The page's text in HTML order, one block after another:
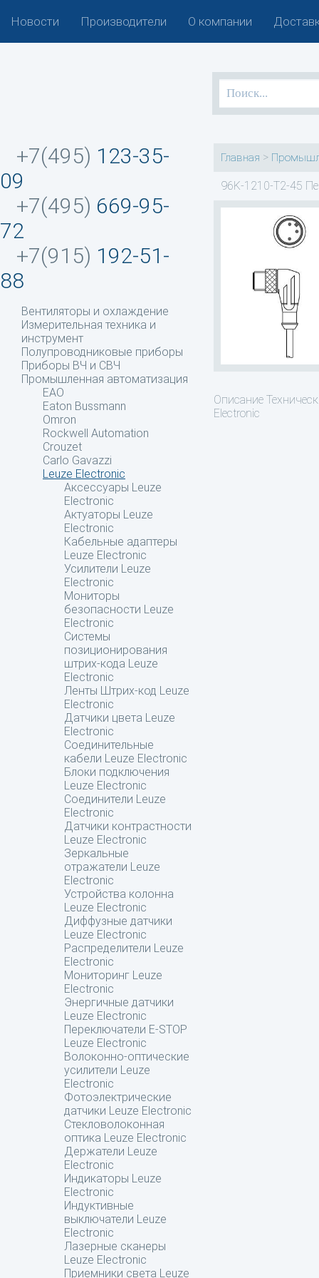
Новости Производители О компании
+7(495) 123-35-
09
+7(495) 669-95-
72
+7(915) 192-51-
88
Вентиляторы и охлаждение
Измерительная техника и
инструмент
Полупроводниковые приборы
Приборы ВЧ и СВЧ
Промышленная автоматизация
EAO
Eaton Bussmann
Omron
Rockwell Automation
Crouzet
Carlo Gavazzi
Leuze Electronic
Аксессуары Leuze
Electronic
Актуаторы Leuze
Electronic
Кабельные адаптеры
Leuze Electronic
Усилители Leuze
Electronic
Мониторы
безопасности Leuze
Electronic
Системы
позиционирования
штрих-кода Leuze
Electronic
Ленты Штрих-код Leuze
Electronic
Датчики цвета Leuze
Electronic
Соединительные
кабели Leuze Electronic
Блоки подключения
Leuze Electronic
Соединители Leuze
Electronic
Датчики контрастности
Leuze Electronic
Зеркальные
отражатели Leuze
Electronic
Устройства колонна
Leuze Electronic
Диффузные датчики
Leuze Electronic
Распределители Leuze
Electronic
Мониторинг Leuze
Electronic
Энергичные датчики
Leuze Electronic
Переключатели E-STOP
Leuze Electronic
Волоконно-оптические
усилители Leuze
Electronic
Фотоэлектрические
датчики Leuze Electronic
Стекловолоконная
оптика Leuze Electronic
Держатели Leuze
Electronic
Индикаторы Leuze
Electronic
Индуктивные
выключатели Leuze
Electronic
Лазерные сканеры
Leuze Electronic
Приемники света Leuze
Главная >
96K-1210-T2-45
Описание
Electronic